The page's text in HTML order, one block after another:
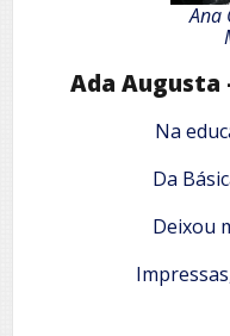
Ana
Ada Augusta
Na
Da
Deixou